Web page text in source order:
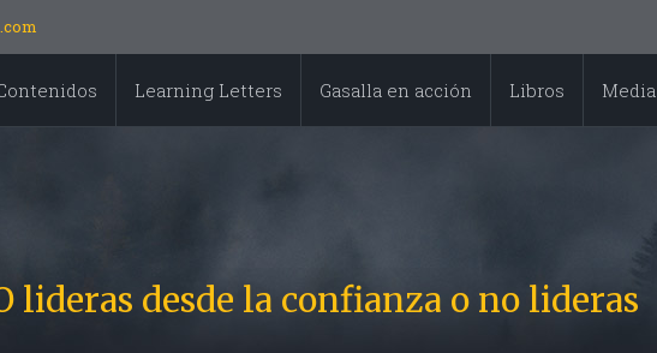
Learning Letters Gasalla en acción Libros Media
lideras desde la confianza o no lideras